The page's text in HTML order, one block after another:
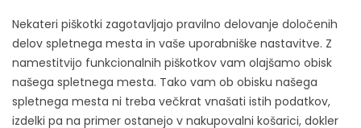
Nekateri piškotki zagotavljajo pravilno delovanje določenih
delov spletnega mesta in vaše uporabniške nastavitve. Z
namestitvijo funkcionalnih piškotkov vam olajšamo obisk
našega spletnega mesta. Tako vam ob obisku našega
spletnega mesta ni treba večkrat vnašati istih podatkov,
izdelki pa na primer ostanejo v nakupovalni košarici, dokler